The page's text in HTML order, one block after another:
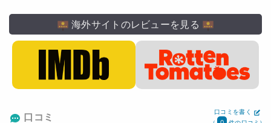
海外サイトのレビューを見る
口コミ
口コミを書く